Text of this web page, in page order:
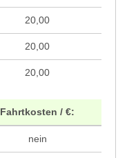
20,00
20,00
20,00
Fahrtkosten / €:
nein